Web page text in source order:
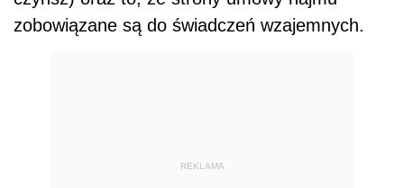
zobowiązane są do świadczeń wzajemnych.
REKLAMA